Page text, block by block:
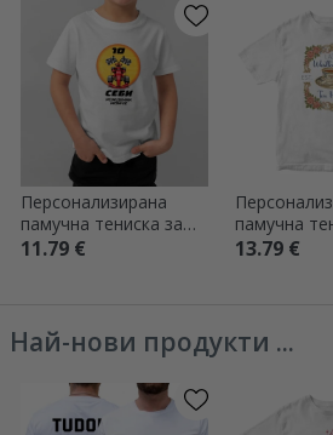
Персонализирана
памучна тениска за
деца с текст -
11.79 €
памучна
текст -
13.79 €
Най-нови продукти ...